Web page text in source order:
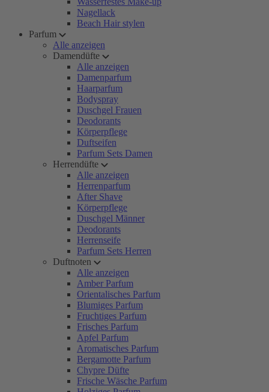
Nagellack
Beach Hair stylen
Parfum
Alle anzeigen
Damendüfte
Alle anzeigen
Damenparfum
Haarparfum
Bodyspray
Duschgel Frauen
Deodorants
Körperpflege
Duftseifen
Parfum Sets Damen
Herrendüfte
Alle anzeigen
Herrenparfum
After Shave
Körperpflege
Duschgel Männer
Deodorants
Herrenseife
Parfum Sets Herren
Duftnoten
Alle anzeigen
Amber Parfum
Orientalisches Parfum
Blumiges Parfum
Fruchtiges Parfum
Frisches Parfum
Apfel Parfum
Aromatisches Parfum
Bergamotte Parfum
Chypre Düfte
Frische Wäsche Parfum